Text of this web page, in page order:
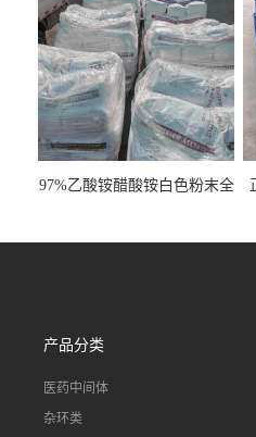
97%乙酸铵醋酸铵白色粉末全
产品分类
医药中间体
杂环类